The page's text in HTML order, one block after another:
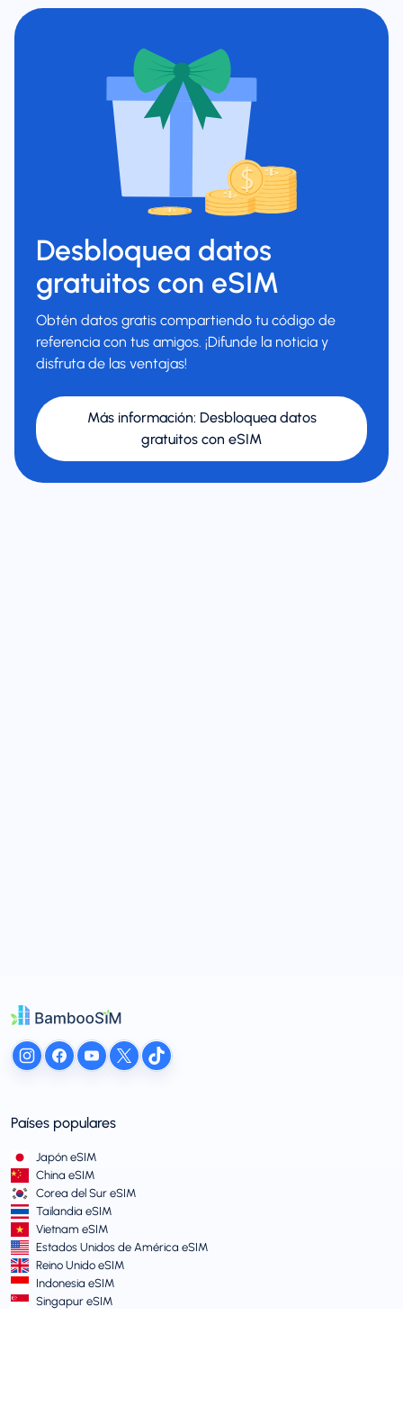
Desbloquea datos
gratuitos con eSIM
Obtén datos gratis compartiendo tu código de
referencia con tus amigos. ¡Difunde la noticia y
disfruta de las ventajas!
Más información: Desbloquea datos
gratuitos con eSIM
Países populares
Japón eSIM
China eSIM
Corea del Sur eSIM
Tailandia eSIM
Vietnam eSIM
Estados Unidos de América eSIM
Reino Unido eSIM
Indonesia eSIM
Singapur eSIM